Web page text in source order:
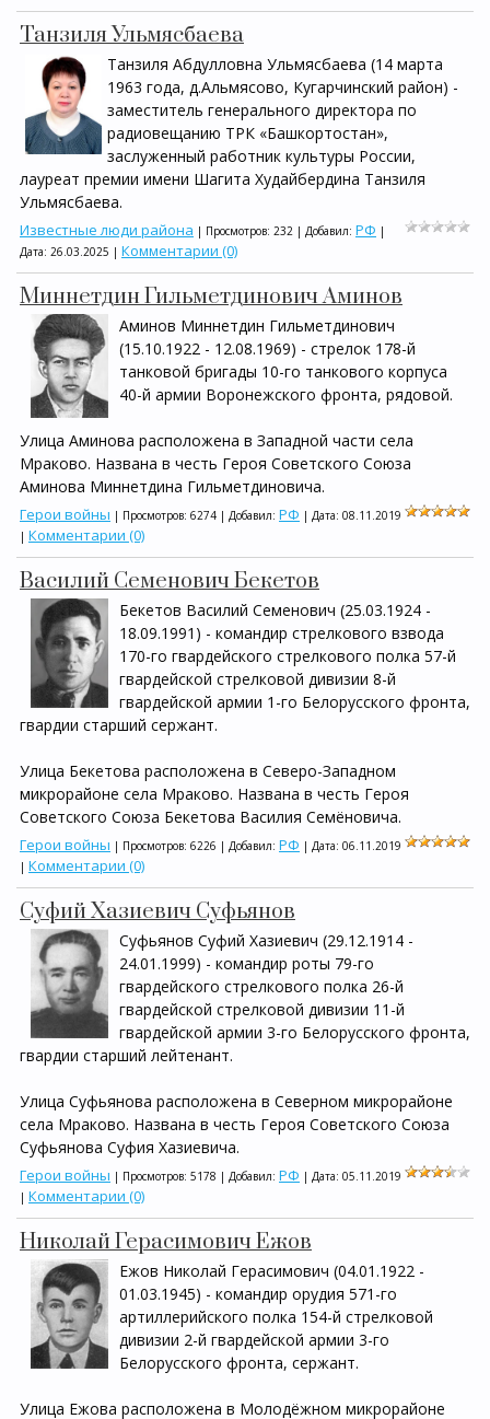
Танзиля Ульмясбаева
Танзиля Абдулловна Ульмясбаева (14 марта
1963 года, д.Альмясово, Кугарчинский район) -
заместитель генерального директора по
радиовещанию ТРК «Башкортостан»,
заслуженный работник культуры России,
лауреат премии имени Шагита Худайбердина Танзиля
Ульмясбаева.
Известные люди района | Просмотров: 232 | Добавил: РФ |
Дата: 26.03.2025 | Комментарии (0)
Миннетдин Гильметдинович Аминов
Аминов Миннетдин Гильметдинович
(15.10.1922 - 12.08.1969) - стрелок 178-й
танковой бригады 10-го танкового корпуса
40-й армии Воронежского фронта, рядовой.
Улица Аминова расположена в Западной части села
Мраково. Названа в честь Героя Советского Союза
Аминова Миннетдина Гильметдиновича.
Герои войны | Просмотров: 6274 | Добавил: РФ | Дата: 08.11.2019
| Комментарии (0)
Василий Семенович Бекетов
Бекетов Василий Семенович (25.03.1924 -
18.09.1991) - командир стрелкового взвода
170-го гвардейского стрелкового полка 57-й
гвардейской стрелковой дивизии 8-й
гвардейской армии 1-го Белорусского фронта,
гвардии старший сержант.
Улица Бекетова расположена в Северо-Западном
микрорайоне села Мраково. Названа в честь Героя
Советского Союза Бекетова Василия Семёновича.
Герои войны | Просмотров: 6226 | Добавил: РФ | Дата: 06.11.2019
| Комментарии (0)
Суфий Хазиевич Суфьянов
Суфьянов Суфий Хазиевич (29.12.1914 -
24.01.1999) - командир роты 79-го
гвардейского стрелкового полка 26-й
гвардейской стрелковой дивизии 11-й
гвардейской армии 3-го Белорусского фронта,
гвардии старший лейтенант.
Улица Суфьянова расположена в Северном микрорайоне
села Мраково. Названа в честь Героя Советского Союза
Суфьянова Суфия Хазиевича.
Герои войны | Просмотров: 5178 | Добавил: РФ | Дата: 05.11.2019
| Комментарии (0)
Николай Герасимович Ежов
Ежов Николай Герасимович (04.01.1922 -
01.03.1945) - командир орудия 571-го
артиллерийского полка 154-й стрелковой
дивизии 2-й гвардейской армии 3-го
Белорусского фронта, сержант.
Улица Ежова расположена в Молодёжном микрорайоне